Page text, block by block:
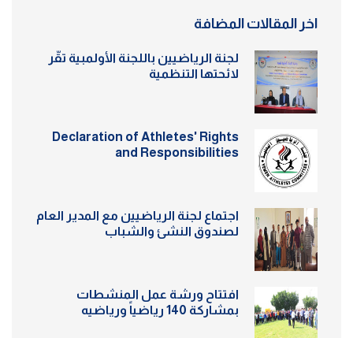
اخر المقالات المضافة
لجنة الرياضيين باللجنة الأولمبية تقّر
لائحتها التنظمية
Declaration of Athletes' Rights
and Responsibilities
اجتماع لجنة الرياضيين مع المدير العام
لصندوق النشئ والشباب
افتتاح ورشة عمل المنشطات
بمشاركة 140 رياضياً ورياضيه